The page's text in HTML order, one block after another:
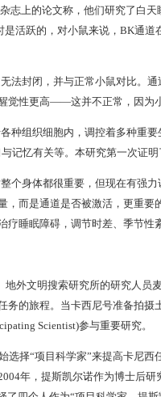
志上的论文称，他们研究了白
活跃的，对小鼠来说，BK通
法封闭，并与正常小鼠对比。
觉性更高——这并不正常，因为
种组织细胞内，调控着多种重
记忆有关等。本研究第一次证
个身体都很重要，但现在有强
，而是通道是否被激活，更重
疗睡眠障碍，调节时差、季节性
外文明搜索研究所的研究人员
务的旅程。当卡西尼号准备拍
Scientist)参与重要研究。
择“项目科学家”来提高卡尼
年，提斯凯尔诺作为博士后